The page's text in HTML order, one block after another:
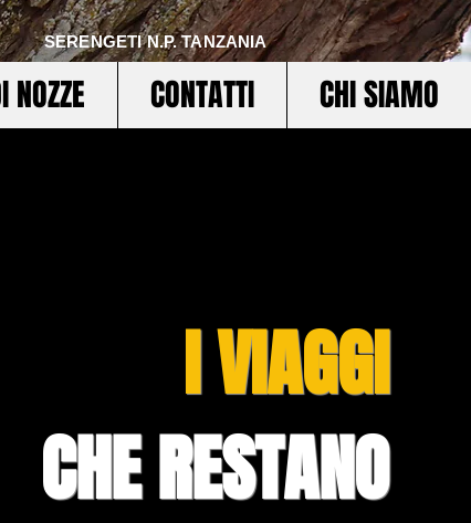
SERENGETI N.P. TANZANIA
NOZZE CONTATTI CHI SIAMO
I VIAGGI
CHE RESTANO